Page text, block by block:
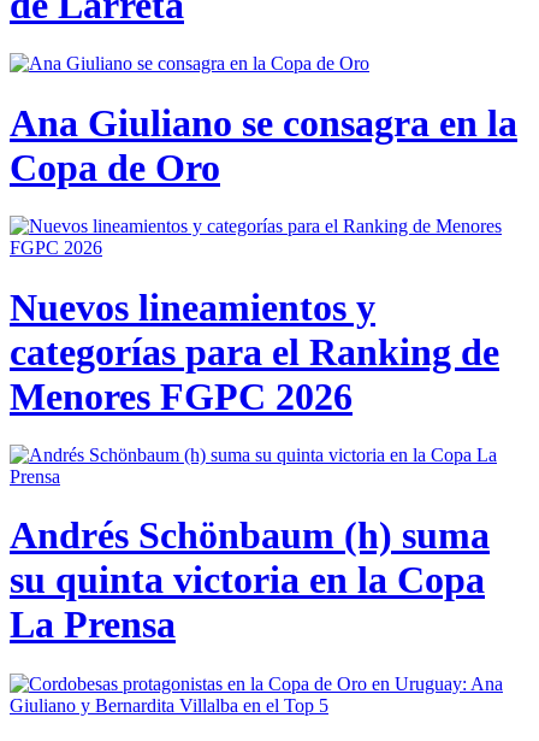
Ana Giuliano se consagra en la
Copa de Oro
Nuevos lineamientos y
categorías para el Ranking de
Menores FGPC 2026
Andrés Schönbaum (h) suma
su quinta victoria en la Copa
La Prensa